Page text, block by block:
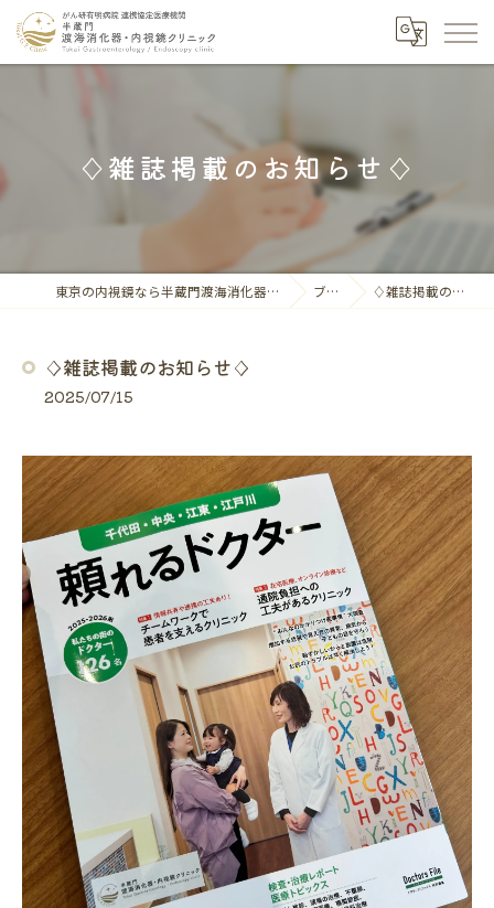
♢雑誌掲載のお知らせ♢
東京の内視鏡なら半蔵門渡海消化器・内視鏡クリニック ブログ ♢雑誌掲載のお知らせ♢
♢雑誌掲載のお知らせ♢
2025/07/15